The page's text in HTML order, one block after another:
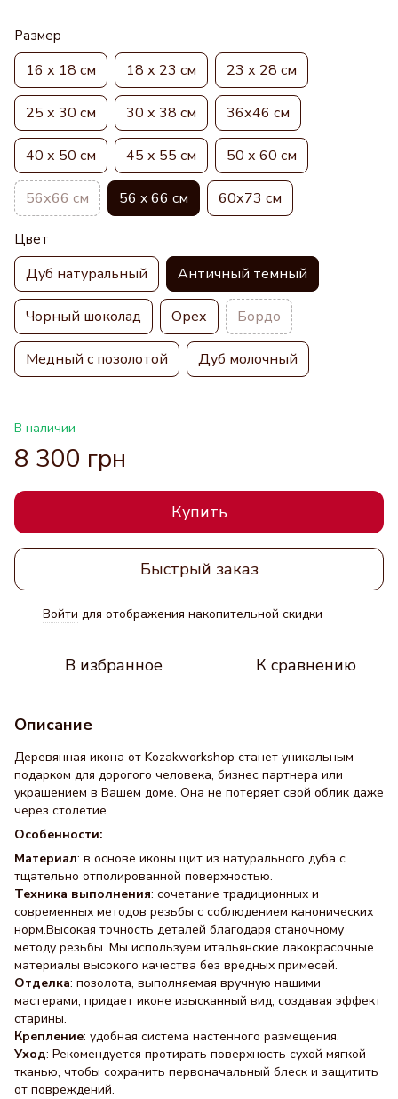
Размер
16 х 18 см 18 х 23 см 23 х 28 см
25 х 30 см 30 х 38 см 36х46 см
40 х 50 см 45 х 55 см 50 х 60 см
56х66 см 56 x 66 см 60х73 см
Цвет
Дуб натуральный Античный темный
Чорный шоколад Орех Бордо
Медный с позолотой Дуб молочный
В наличии
8 300 грн
Купить
Быстрый заказ
Войти для отображения накопительной скидки
В избранное К сравнению
Описание
Деревянная икона от Kozakworkshop станет уникальным
подарком для дорогого человека, бизнес партнера или
украшением в Вашем доме. Она не потеряет свой облик даже
через столетие.
Особенности:
Материал: в основе иконы щит из натурального дуба с
тщательно отполированной поверхностью.
Техника выполнения: сочетание традиционных и
современных методов резьбы с соблюдением канонических
норм.Высокая точность деталей благодаря станочному
методу резьбы. Мы используем итальянские лакокрасочные
материалы высокого качества без вредных примесей.
Отделка: позолота, выполняемая вручную нашими
мастерами, придает иконе изысканный вид, создавая эффект
старины.
Крепление: удобная система настенного размещения.
Уход: Рекомендуется протирать поверхность сухой мягкой
тканью, чтобы сохранить первоначальный блеск и защитить
от повреждений.